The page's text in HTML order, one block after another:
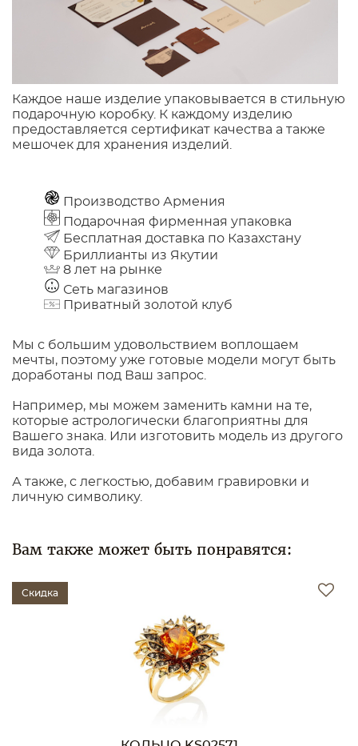
Каждое наше изделие упаковывается в стильную
подарочную коробку. К каждому изделию
предоставляется сертификат качества а также
мешочек для хранения изделий.
Производство Армения
Подарочная фирменная упаковка
Бесплатная доставка по Казахстану
Бриллианты из Якутии
8 лет на рынке
Сеть магазинов
Приватный золотой клуб
Мы с большим удовольствием воплощаем
мечты, поэтому уже готовые модели могут быть
доработаны под Ваш запрос.
Например, мы можем заменить камни на те,
которые астрологически благоприятны для
Вашего знака. Или изготовить модель из другого
вида золота.
А также, с легкостью, добавим гравировки и
личную символику.
Вам также может быть понравятся:
Скидка